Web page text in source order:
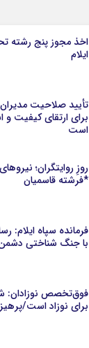
اخذ مجوز پنج رشته
ايلام
تأیید صلاحیت
برای ارتقای کیفیت و
است
روزِ روایتگران؛
*فرشته قاسمیان
فرمانده سپاه ایلام:
با جنگ شناختی دشمن
فوق‌تخصص نوزادان:
برای نوزاد است/